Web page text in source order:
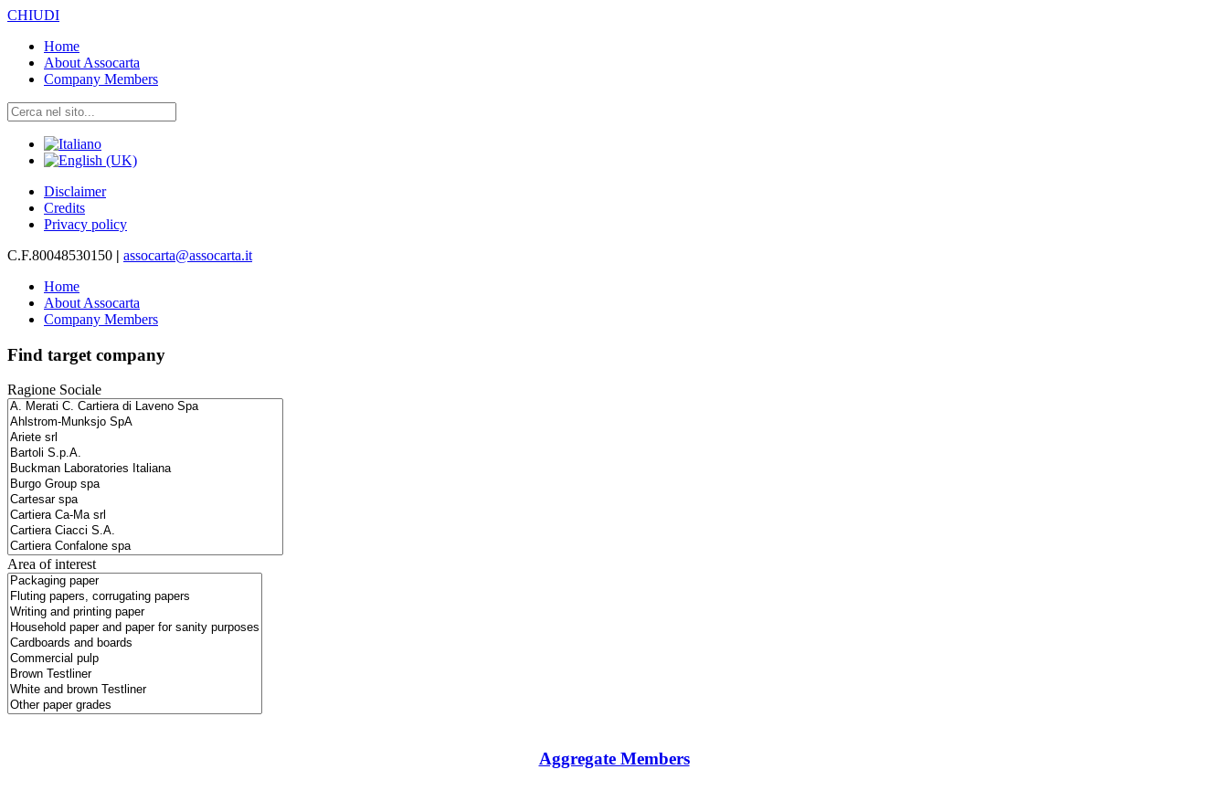
CHIUDI
Home
About Assocarta
Company Members
Disclaimer
Credits
Privacy policy
C.F.80048530150 | assocarta@assocarta.it
Home
About Assocarta
Company Members
Find target company
Ragione Sociale
Area of interest
Aggregate Members